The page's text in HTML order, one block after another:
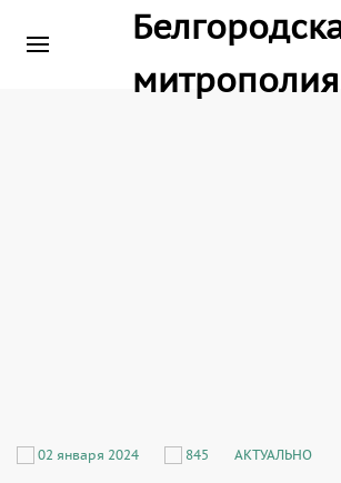
02 января 2024 845 АКТУАЛЬНО